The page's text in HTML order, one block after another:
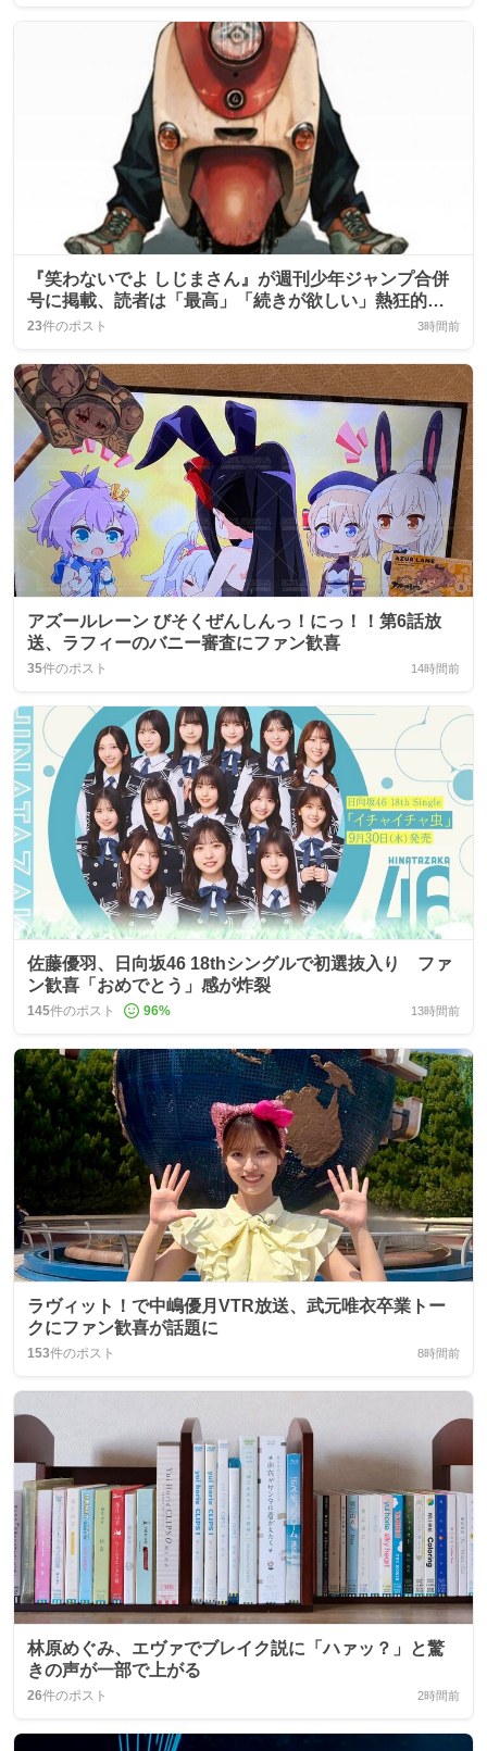
『笑わないでよ しじまさん』が週刊少年ジャンプ合併
号に掲載、読者は「最高」「続きが欲しい」熱狂的な
反応
23件のポスト 3時間前
アズールレーン びそくぜんしんっ！にっ！！第6話放
送、ラフィーのバニー審査にファン歓喜
35件のポスト 14時間前
佐藤優羽、日向坂46 18thシングルで初選抜入り ファ
ン歓喜「おめでとう」感が炸裂
145件のポスト 96% 13時間前
ラヴィット！で中嶋優月VTR放送、武元唯衣卒業トー
クにファン歓喜が話題に
153件のポスト 8時間前
林原めぐみ、エヴァでブレイク説に「ハァッ？」と驚
きの声が一部で上がる
26件のポスト 2時間前